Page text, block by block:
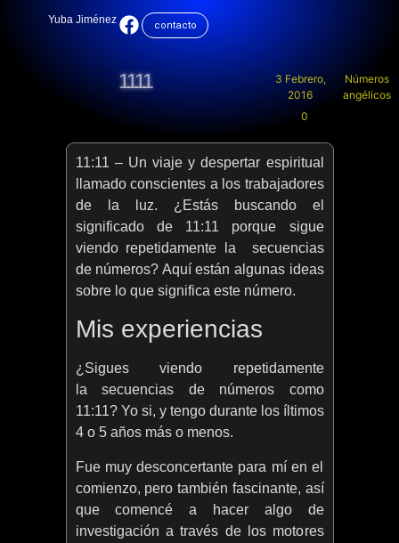
Yuba Jiménez contacto
1111
3 Febrero,
2016
0
Números
angélicos
11:11 – Un viaje y despertar espiritual
llamado conscientes a los trabajadores
de la luz. ¿Estás buscando el
significado de 11:11 porque sigue
viendo repetidamente la secuencias
de números? Aquí están algunas ideas
sobre lo que significa este número.
Mis experiencias
¿Sigues viendo repetidamente
la secuencias de números como
11:11? Yo si, y tengo durante los íltimos
4 o 5 años más o menos.
Fue muy desconcertante para mí en el
comienzo, pero también fascinante, así
que comencé a hacer algo de
investigación a través de los motores